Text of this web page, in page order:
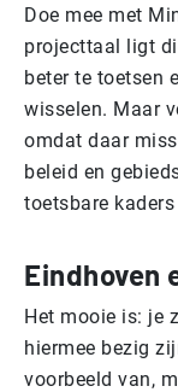
Doe mee met
projecttaal ligt
beter te toetsen
wisselen. Maar
omdat daar
beleid en
toetsbare
Eindhoven
Het mooie is: je
hiermee bezig
voorbeeld van,